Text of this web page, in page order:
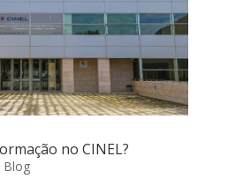
no CINEL?
Blog